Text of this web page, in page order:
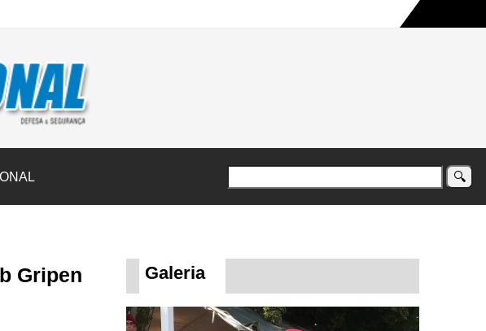
Grande do Sul na maior campanha humanitária já registrada no país
Gripen
Galeria